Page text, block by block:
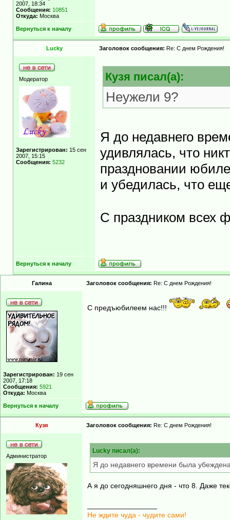
2007, 18:34
Сообщения: 10851
Откуда: Москва
Вернуться к началу
Lucky Заголовок сообщения: Re: С днем Рождения!
Модератор
Зарегистрирован: 15 сен
2007, 15:15
Сообщения: 5232
Кузя писал(а):
Неужели 9?
Я до недавнего
удивлялась, что
праздновании
и убедилась, что
С праздником всех
Вернуться к началу
Гaлинa Заголовок сообщения: Re: С днем Рождения!
Зарегистрирован: 19 сен
2007, 17:18
Сообщения: 5921
Откуда: Москва
С предъюбилеем нас!!!
Вернуться к началу
Кузя Заголовок сообщения: Re: С днем Рождения!
Администратор
Lucky писал(а):
Я до недавнего времени была
А я до сегодняшнего дня - что 8. Даже
Не ждите чуда - чудите сами!